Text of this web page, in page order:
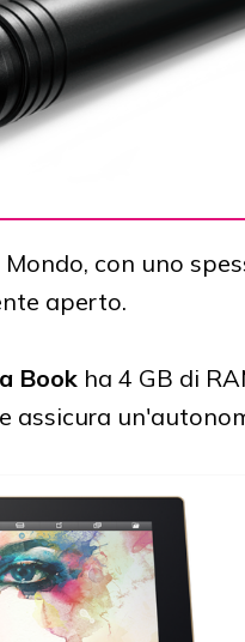
con uno
aperto.
Book ha 4 GB di
assicura